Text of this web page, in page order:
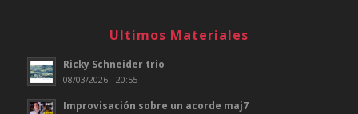
Ultimos Materiales
Ricky Schneider trio
08/03/2026 - 20:55
Improvisación sobre un acorde maj7